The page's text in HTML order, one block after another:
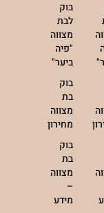
בוק
לבת
מצווה
"פיה
ביער"
בוק
בת
מצווה
מחירון
בוק
בת
מצווה
–
מידע